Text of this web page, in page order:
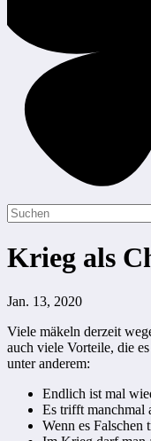
Krieg als
Jan. 13, 2020
Viele mäkeln derzeit
auch viele Vorteile, die
unter anderem:
Endlich ist mal
Es trifft manchmal
Wenn es Falschen